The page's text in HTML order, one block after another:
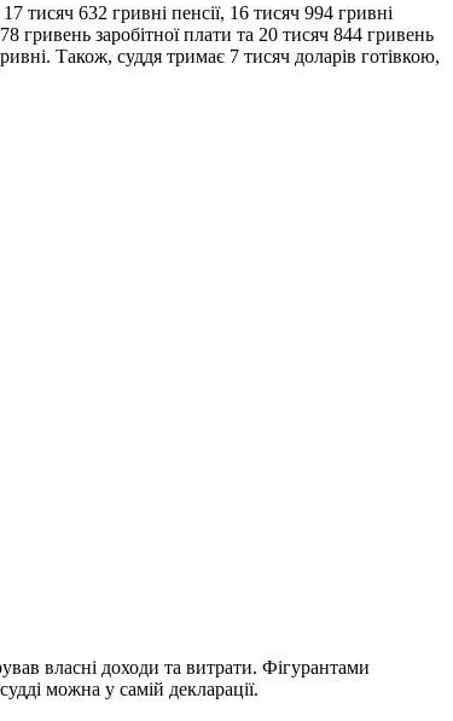
тисяч 632 гривні пенсії, 16 тисяч 994 гривні
гривень заробітної плати та 20 тисяч 844 гривень
Також, суддя тримає 7 тисяч доларів готівкою,
власні доходи та витрати. Фігурантами
можна у самій декларації.